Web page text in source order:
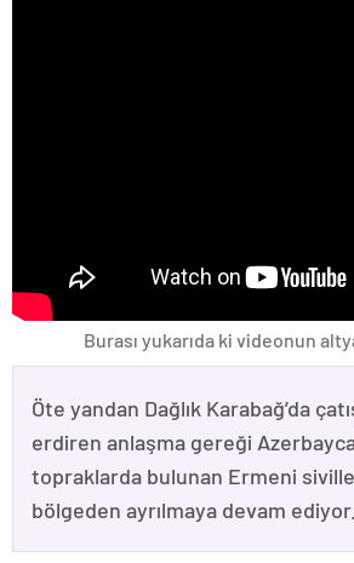
Burası yukarıda ki videonun
Öte yandan Dağlık Karabağ’da
erdiren anlaşma gereği
topraklarda bulunan Ermeni
bölgeden ayrılmaya devam ediyor.